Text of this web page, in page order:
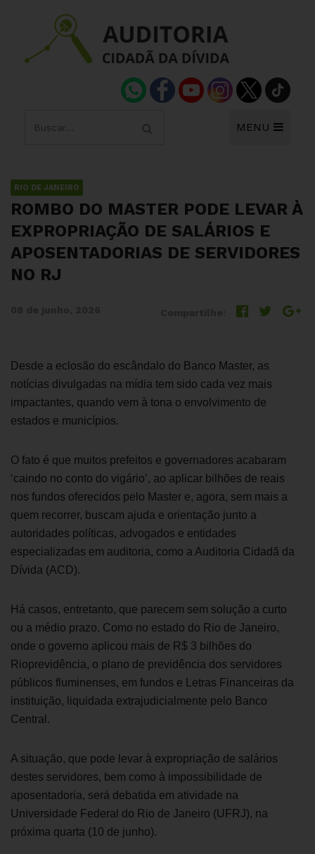
MENU
RIO DE JANEIRO
ROMBO DO MASTER PODE LEVAR À
EXPROPRIAÇÃO DE SALÁRIOS E
APOSENTADORIAS DE SERVIDORES
NO RJ
Desde a eclosão do escândalo do Banco Master, as
notícias divulgadas na mídia tem sido cada vez mais
impactantes, quando vem à tona o envolvimento de
estados e municípios.
O fato é que muitos prefeitos e governadores acabaram
‘caindo no conto do vigário’, ao aplicar bilhões de reais
nos fundos oferecidos pelo Master e, agora, sem mais a
quem recorrer, buscam ajuda e orientação junto a
autoridades políticas, advogados e entidades
especializadas em auditoria, como a Auditoria Cidadã da
Dívida (ACD).
Há casos, entretanto, que parecem sem solução a curto
ou a médio prazo. Como no estado do Rio de Janeiro,
onde o governo aplicou mais de R$ 3 bilhões do
Rioprevidência, o plano de previdência dos servidores
públicos fluminenses, em fundos e Letras Financeiras da
instituição, liquidada extrajudicialmente pelo Banco
Central.
A situação, que pode levar à expropriação de salários
destes servidores, bem como à impossibilidade de
aposentadoria, será debatida em atividade na
Universidade Federal do Rio de Janeiro (UFRJ), na
próxima quarta (10 de junho).